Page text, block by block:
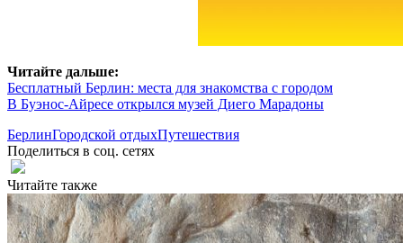
Читайте дальше:
Бесплатный Берлин: места для знакомства с городом
В Буэнос-Айресе открылся музей Диего Марадоны
БерлинГородской отдыхПутешествия
Поделиться в соц. сетях
Читайте также